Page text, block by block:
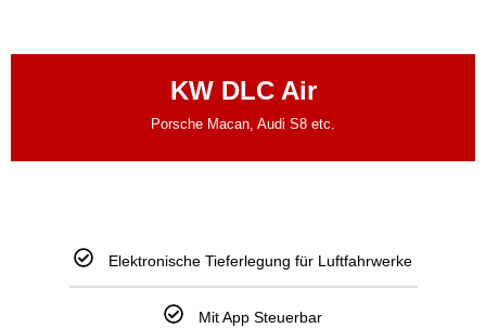
KW DLC Air
Porsche Macan, Audi S8 etc.
Elektronische Tieferlegung für Luftfahrwerke
Mit App Steuerbar